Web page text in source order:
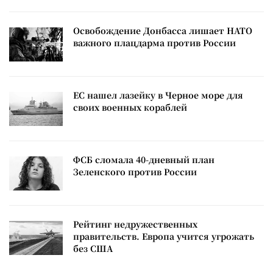
Освобождение Донбасса лишает НАТО
важного плацдарма против России
ЕС нашел лазейку в Черное море для
своих военных кораблей
ФСБ сломала 40-дневный план
Зеленского против России
Рейтинг недружественных
правительств. Европа учится угрожать
без США